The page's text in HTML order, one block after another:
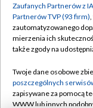
Zaufanych Partnerów z
Partnerów TVP (93 firm)
zautomatyzowanego
mierzenia ich
także zgody na
Twoje dane osobowe
poszczególnych
zapisywane za pomocą
WWW lub innych